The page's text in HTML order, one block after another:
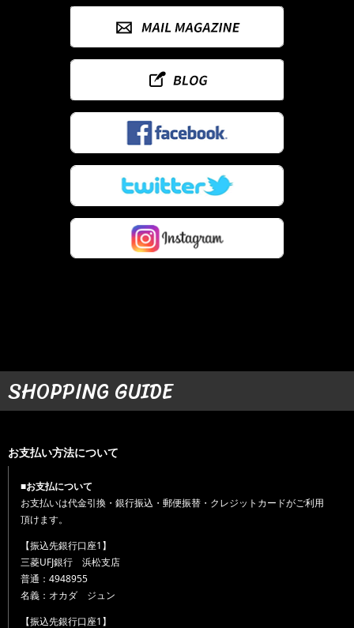
SHOPPING GUIDE
お支払い方法について
■お支払について
お支払いは代金引換・銀行振込・郵便振替・クレジットカードがご利用
頂けます。
【振込先銀行口座1】
三菱UFJ銀行 浜松支店
普通：4948955
名義：オカダ ジュン
【振込先銀行口座1】